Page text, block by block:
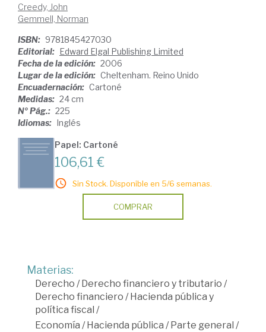
Creedy, John
Gemmell, Norman
ISBN: 9781845427030
Editorial: Edward Elgal Publishing Limited
Fecha de la edición: 2006
Lugar de la edición: Cheltenham. Reino Unido
Encuadernación: Cartoné
Medidas: 24 cm
Nº Pág.: 225
Idiomas: Inglés
Papel: Cartoné
106,61 €
Sin Stock. Disponible en 5/6 semanas.
COMPRAR
Materias:
Derecho /Derecho financiero y tributario /
Derecho financiero /Hacienda pública y
política fiscal /
Economía /Hacienda pública /Parte general /